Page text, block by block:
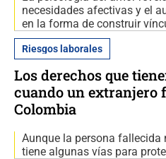
necesidades afectivas y el
en la forma de construir
Riesgos laborales
Los derechos que
cuando un extranjero
Colombia
Aunque la persona fallecida
tiene algunas vías para